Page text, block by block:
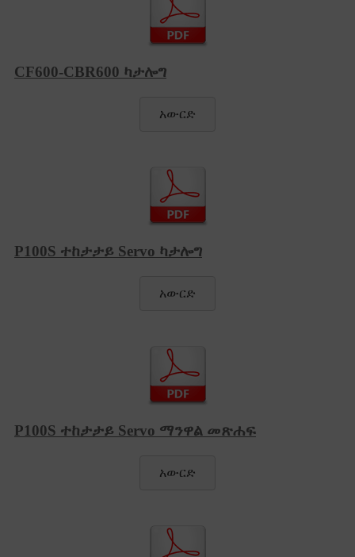
CF600-CBR600 ካታሎግ
አውርድ
P100S ተከታታይ Servo ካታሎግ
አውርድ
P100S ተከታታይ Servo ማንዋል መጽሐፍ
አውርድ